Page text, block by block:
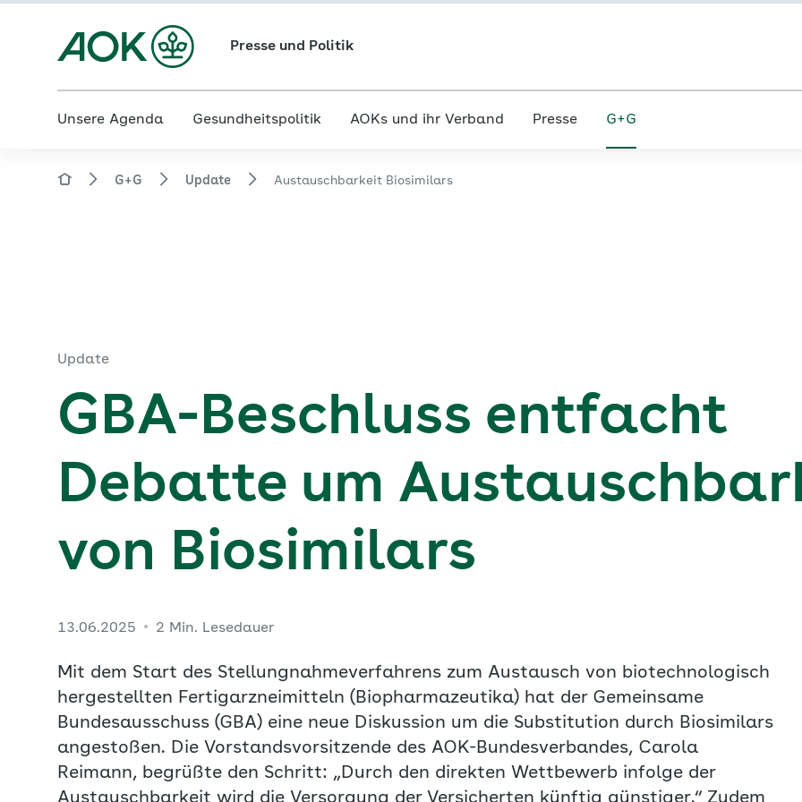
Presse und Politik
Unsere Agenda Gesundheitspolitik AOKs und ihr Verband Presse G+G
G+G Update Austauschbarkeit Biosimilars
Update
GBA-Beschluss entfacht
Debatte um
von Biosimilars
13.06.2025 2 Min. Lesedauer
Mit dem Start des Stellungnahmeverfahrens zum Austausch von biotechnologisch
hergestellten Fertigarzneimitteln (Biopharmazeutika) hat der Gemeinsame
Bundesausschuss (GBA) eine neue Diskussion um die Substitution durch Biosimilars
angestoßen. Die Vorstandsvorsitzende des AOK-Bundesverbandes, Carola
Reimann, begrüßte den Schritt: „Durch den direkten Wettbewerb infolge der
Austauschbarkeit wird die Versorgung der Versicherten künftig günstiger.“ Zudem